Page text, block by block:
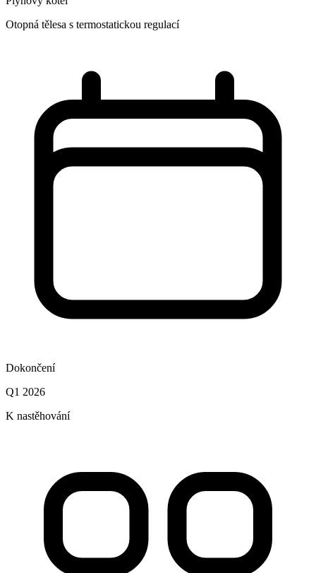
Otopná tělesa s termostatickou regulací
Dokončení
Q1 2026
K nastěhování